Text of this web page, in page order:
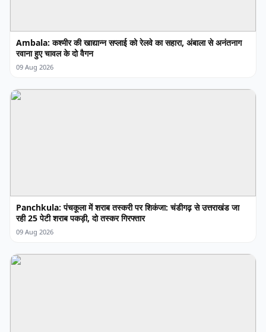
Ambala: कश्मीर की खाद्यान्न सप्लाई को रेलवे का सहारा, अंबाला से अनंतनाग
रवाना हुए चावल के दो वैगन
09 Aug 2026
Panchkula: पंचकूला में शराब तस्करी पर शिकंजा: चंडीगढ़ से उत्तराखंड जा
रही 25 पेटी शराब पकड़ी, दो तस्कर गिरफ्तार
09 Aug 2026